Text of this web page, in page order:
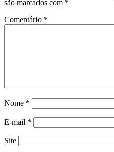
são marcados com *
Comentário *
Nome *
E-mail *
Site